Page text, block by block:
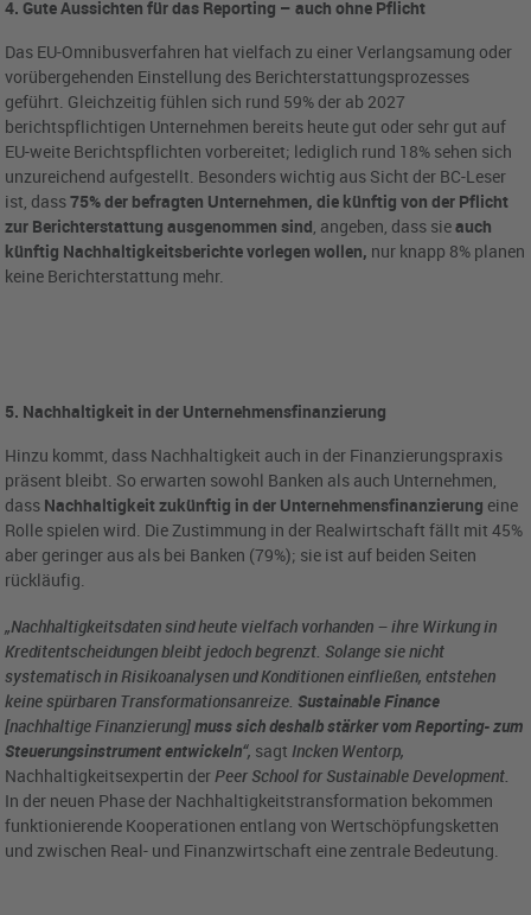
4. Gute Aussichten für das Reporting – auch ohne Pflicht
Das EU-Omnibusverfahren hat vielfach zu einer Verlangsamung oder
vorübergehenden Einstellung des Berichterstattungsprozesses
geführt. Gleichzeitig fühlen sich rund 59% der ab 2027
berichtspflichtigen Unternehmen bereits heute gut oder sehr gut auf
EU-weite Berichtspflichten vorbereitet; lediglich rund 18% sehen sich
unzureichend aufgestellt. Besonders wichtig aus Sicht der BC-Leser
ist, dass75% der befragten Unternehmen, die künftig von der Pflicht
zur Berichterstattung ausgenommen sind, angeben, dass sieauch
künftig Nachhaltigkeitsberichte vorlegen wollen, nur knapp 8% planen
keine Berichterstattung mehr.
5. Nachhaltigkeit in der Unternehmensfinanzierung
Hinzu kommt, dass Nachhaltigkeit auch in der Finanzierungspraxis
präsent bleibt. So erwarten sowohl Banken als auch Unternehmen,
dass Nachhaltigkeit zukünftig in der Unternehmensfinanzierung eine
Rolle spielen wird. Die Zustimmung in der Realwirtschaft fällt mit 45%
aber geringer aus als bei Banken (79%); sie ist auf beiden Seiten
rückläufig.
„Nachhaltigkeitsdaten sind heute vielfach vorhanden – ihre Wirkung in
Kreditentscheidungen bleibt jedoch begrenzt. Solange sie nicht
systematisch in Risikoanalysen und Konditionen einfließen, entstehen
keine spürbaren Transformationsanreize. Sustainable Finance
[nachhaltige Finanzierung]muss sich deshalb stärker vom Reporting- zum
Steuerungsinstrument entwickeln“, sagtIncken Wentorp,
Nachhaltigkeitsexpertin derPeer School for Sustainable Development.
In der neuen Phase der Nachhaltigkeitstransformation bekommen
funktionierende Kooperationen entlang von Wertschöpfungsketten
und zwischen Real- und Finanzwirtschaft eine zentrale Bedeutung.